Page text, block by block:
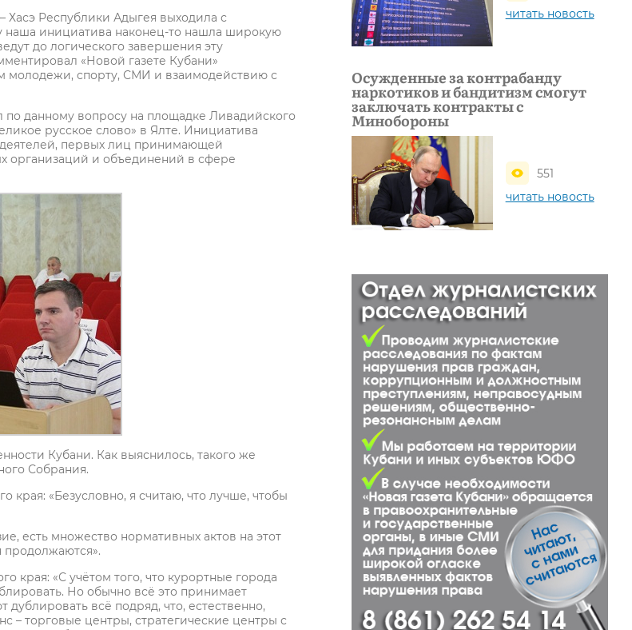
Республики Адыгея выходила с
наша инициатива наконец-то нашла широкую
до логического завершения эту
«Новой газете Кубани»
молодежи, спорту, СМИ и взаимодействию с
данному вопросу на площадке Ливадийского
русское слово» в Ялте. Инициатива
первых лиц принимающей
организаций и объединений в сфере
Кубани. Как выяснилось, такого же
Собрания.
края: «Безусловно, я считаю, что лучше, чтобы
есть множество нормативных актов на этот
продолжаются».
края: «С учётом того, что курортные города
Но обычно всё это принимает
всё подряд, что, естественно,
– торговые центры, стратегические центры с
читать новость
Осужденные за контрабанду
наркотиков и бандитизм смогут
заключать контракты с
Минобороны
551
читать новость